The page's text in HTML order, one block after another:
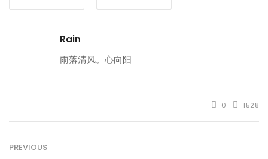
Rain
雨落清风。心向阳
0 1528
PREVIOUS